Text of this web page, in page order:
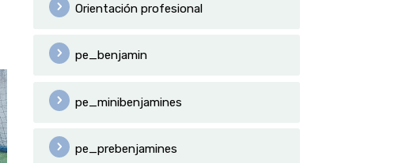
Orientación profesional
pe_benjamin
pe_minibenjamines
pe_prebenjamines